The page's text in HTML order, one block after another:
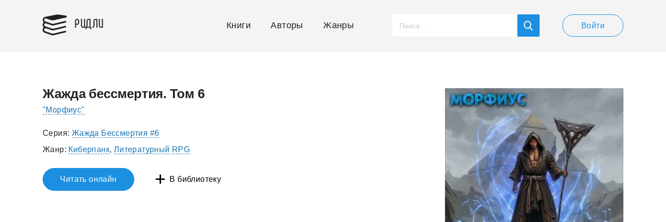
РИДЛИ Книги Авторы Жанры Войти
Жажда бессмертия. Том 6
"Морфиус"
Серия: Жажда Бессмертия #6
Жанр: Киберпанк, Литературный RPG
Читать онлайн В библиотеку